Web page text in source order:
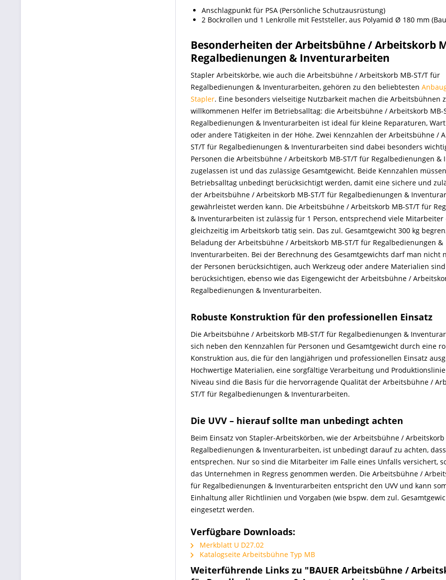
Anschlagpunkt für PSA (Persönliche Schutzausrüstung)
2 Bockrollen und 1 Lenkrolle mit Feststeller, aus Polyamid Ø 180 mm
Besonderheiten der Arbeitsbühne / Arbeitskorb
Regalbedienungen & Inventurarbeiten
Stapler Arbeitskörbe, wie auch die Arbeitsbühne / Arbeitskorb MB-ST/T für
Regalbedienungen & Inventurarbeiten, gehören zu den beliebtesten
Stapler. Eine besonders vielseitige Nutzbarkeit machen die Arbeitsbühnen
willkommenen Helfer im Betriebsalltag: die Arbeitsbühne / Arbeitskorb MB-
Regalbedienungen & Inventurarbeiten ist ideal für kleine Reparaturen,
oder andere Tätigkeiten in der Höhe. Zwei Kennzahlen der Arbeitsbühne /
ST/T für Regalbedienungen & Inventurarbeiten sind dabei besonders
Personen die Arbeitsbühne / Arbeitskorb MB-ST/T für Regalbedienungen
zugelassen ist und das zulässige Gesamtgewicht. Beide Kennzahlen
Betriebsalltag unbedingt berücksichtigt werden, damit eine sichere und
der Arbeitsbühne / Arbeitskorb MB-ST/T für Regalbedienungen &
gewährleistet werden kann. Die Arbeitsbühne / Arbeitskorb MB-ST/T für
& Inventurarbeiten ist zulässig für 1 Person, entsprechend viele
gleichzeitig im Arbeitskorb tätig sein. Das zul. Gesamtgewicht 300 kg
Beladung der Arbeitsbühne / Arbeitskorb MB-ST/T für Regalbedienungen &
Inventurarbeiten. Bei der Berechnung des Gesamtgewichts darf man nicht
der Personen berücksichtigen, auch Werkzeug oder andere Materialien
berücksichtigen, ebenso wie das Eigengewicht der Arbeitsbühne /
Regalbedienungen & Inventurarbeiten.
Robuste Konstruktion für den professionellen Einsatz
Die Arbeitsbühne / Arbeitskorb MB-ST/T für Regalbedienungen &
sich neben den Kennzahlen für Personen und Gesamtgewicht durch eine
Konstruktion aus, die für den langjährigen und professionellen Einsatz
Hochwertige Materialien, eine sorgfältige Verarbeitung und
Niveau sind die Basis für die hervorragende Qualität der Arbeitsbühne /
ST/T für Regalbedienungen & Inventurarbeiten.
Die UVV – hierauf sollte man unbedingt achten
Beim Einsatz von Stapler-Arbeitskörben, wie der Arbeitsbühne / Arbeitskorb
Regalbedienungen & Inventurarbeiten, ist unbedingt darauf zu achten,
entsprechen. Nur so sind die Mitarbeiter im Falle eines Unfalls versichert,
das Unternehmen in Regress genommen werden. Die Arbeitsbühne /
für Regalbedienungen & Inventurarbeiten entspricht den UVV und kann
Einhaltung aller Richtlinien und Vorgaben (wie bspw. dem zul.
eingesetzt werden.
Verfügbare Downloads:
Merkblatt U D27.02
Katalogseite Arbeitsbühne Typ MB
Weiterführende Links zu "BAUER Arbeitsbühne /